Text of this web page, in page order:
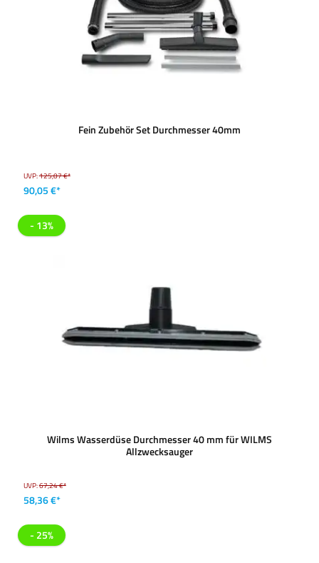
Fein Zubehör Set Durchmesser 40mm
UVP:125,07 €*
90,05 €*
- 13%
Wilms Wasserdüse Durchmesser 40 mm für WILMS
Allzwecksauger
UVP:67,24 €*
58,36 €*
- 25%